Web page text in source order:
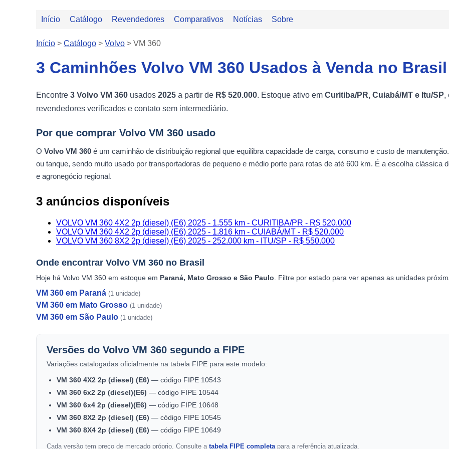
Início Catálogo Revendedores Comparativos Notícias Sobre
Início > Catálogo > Volvo > VM 360
3 Caminhões Volvo VM 360 Usados à Venda no Brasil
Encontre 3 Volvo VM 360 usados 2025 a partir de R$ 520.000. Estoque ativo em Curitiba/PR, Cuiabá/MT e Itu/SP,
revendedores verificados e contato sem intermediário.
Por que comprar Volvo VM 360 usado
O Volvo VM 360 é um caminhão de distribuição regional que equilibra capacidade de carga, consumo e custo de
ou tanque, sendo muito usado por transportadoras de pequeno e médio porte para rotas de até 600 km. É a escolha clássica
e agronegócio regional.
3 anúncios disponíveis
VOLVO VM 360 4X2 2p (diesel) (E6) 2025 - 1.555 km - CURITIBA/PR - R$ 520.000
VOLVO VM 360 4X2 2p (diesel) (E6) 2025 - 1.816 km - CUIABÁ/MT - R$ 520.000
VOLVO VM 360 8X2 2p (diesel) (E6) 2025 - 252.000 km - ITU/SP - R$ 550.000
Onde encontrar Volvo VM 360 no Brasil
Hoje há Volvo VM 360 em estoque em Paraná, Mato Grosso e São Paulo . Filtre por estado para ver apenas as unidades
VM 360 em Paraná (1 unidade)
VM 360 em Mato Grosso (1 unidade)
VM 360 em São Paulo (1 unidade)
Versões do Volvo VM 360 segundo a FIPE
Variações catalogadas oficialmente na tabela FIPE para este modelo:
VM 360 4X2 2p (diesel) (E6) — código FIPE 10543
VM 360 6x2 2p (diesel)(E6) — código FIPE 10544
VM 360 6x4 2p (diesel)(E6) — código FIPE 10648
VM 360 8X2 2p (diesel) (E6) — código FIPE 10545
VM 360 8X4 2p (diesel) (E6) — código FIPE 10649
Cada versão tem preço de mercado próprio. Consulte a tabela FIPE completa para a referência atualizada.